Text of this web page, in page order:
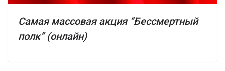
Самая массовая акция “Бессмертный
полк” (онлайн)